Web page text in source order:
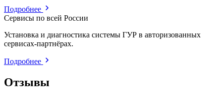
Подробнее
Сервисы по всей России
Установка и диагностика системы ГУР в авторизованных
сервисах-партнёрах.
Подробнее
Отзывы